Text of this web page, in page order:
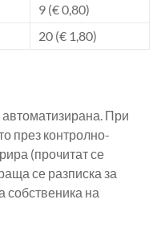
9 (€ 0,80)
20 (€ 1,80)
При
през контролно-
(прочитат се
се разписка за
собственика на